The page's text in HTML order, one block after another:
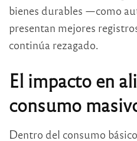
bienes durables —como
presentan mejores
continúa rezagado.
El impacto en
consumo
Dentro del consumo